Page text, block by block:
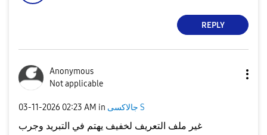
REPLY
Anonymous
Not applicable
‎03-11-2026 02:23 AM in جالاكسى S
غير ملف التعريف لخفيف يهتم في التبريد وجرب